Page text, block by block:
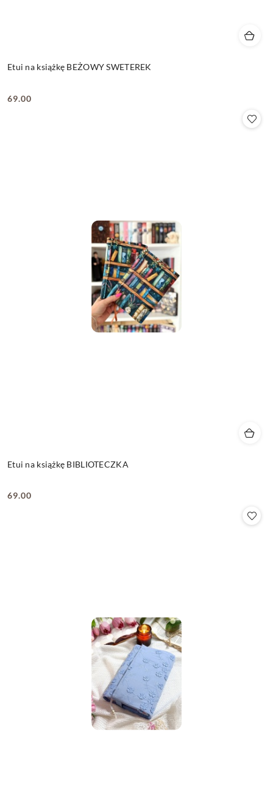
Etui na książkę BEŻOWY SWETEREK
Cena:
69.00
Etui na książkę BIBLIOTECZKA
Cena:
69.00